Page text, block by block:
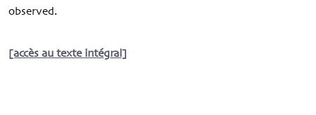
observed.
[accès au texte intégral]